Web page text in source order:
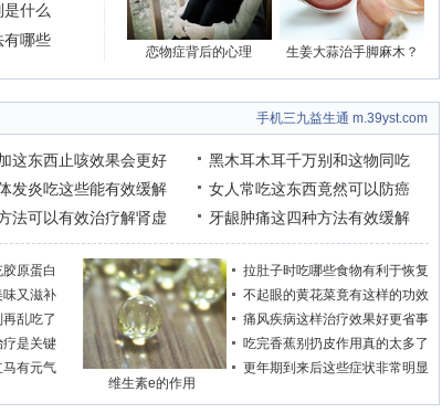
什么
有哪些
恋物症背后的心理 生姜大蒜治手脚麻木？
手机三九益生通 m.39yst.com
这东西止咳效果会更好
发炎吃这些能有效缓解
法可以有效治疗解肾虚
黑木耳木耳千万别和这物同吃
女人常吃这东西竟然可以防癌
牙龈肿痛这四种方法有效缓解
原蛋白
味又滋补
乱吃了
疗是关键
马有元气
维生素e的作用
拉肚子时吃哪些食物有利于恢复
不起眼的黄花菜竟有这样的功效
痛风疾病这样治疗效果好更省事
吃完香蕉别扔皮作用真的太多了
更年期到来后这些症状非常明显